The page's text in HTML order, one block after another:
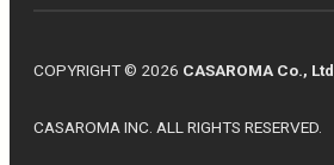
COPYRIGHT © 2026 CASAROMA Co., Ltd
CASAROMA INC. ALL RIGHTS RESERVED.